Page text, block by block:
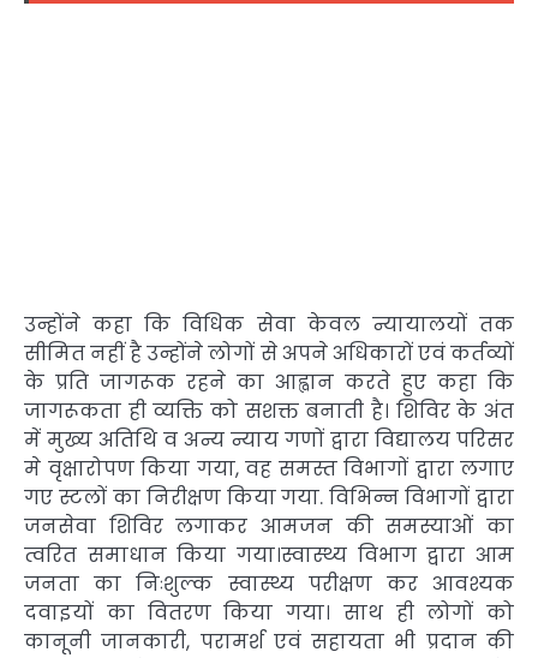
उन्होंने कहा कि विधिक सेवा केवल न्यायालयों तक
सीमित नहीं है उन्होंने लोगों से अपने अधिकारों एवं कर्तव्यों
के प्रति जागरूक रहने का आह्वान करते हुए कहा कि
जागरूकता ही व्यक्ति को सशक्त बनाती है। शिविर के अंत
में मुख्य अतिथि व अन्य न्याय गणों द्वारा विद्यालय परिसर
मे वृक्षारोपण किया गया, वह समस्त विभागों द्वारा लगाए
गए स्टलों का निरीक्षण किया गया. विभिन्न विभागों द्वारा
जनसेवा शिविर लगाकर आमजन की समस्याओं का
त्वरित समाधान किया गया।स्वास्थ्य विभाग द्वारा आम
जनता का निःशुल्क स्वास्थ्य परीक्षण कर आवश्यक
दवाइयों का वितरण किया गया। साथ ही लोगों को
कानूनी जानकारी, परामर्श एवं सहायता भी प्रदान की